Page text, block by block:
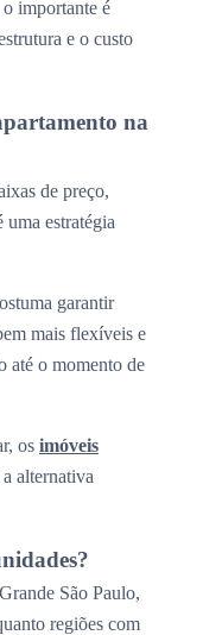
importante é
e o custo
na
de preço,
uma estratégia
garantir
mais flexíveis e
até o momento de
os imóveis
alternativa
São Paulo,
regiões com